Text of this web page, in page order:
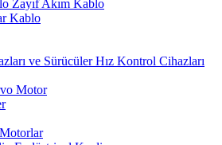
Zayıf Akım Kablo
Kablo
Hız Kontrol Cihazları
Motor